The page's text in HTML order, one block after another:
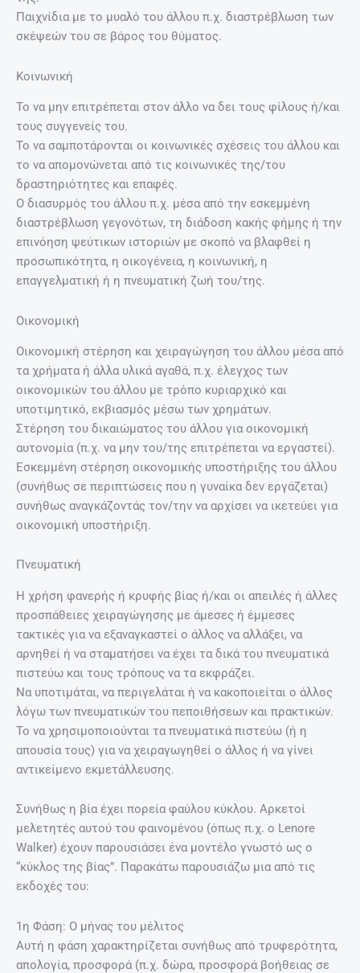
Παιχνίδια με το μυαλό του άλλου π.χ. διαστρέβλωση των
σκέψεών του σε βάρος του θύματος.
Κοινωνική
Το να μην επιτρέπεται στον άλλο να δει τους φίλους ή/και
τους συγγενείς του.
Το να σαμποτάρονται οι κοινωνικές σχέσεις του άλλου και
το να απομονώνεται από τις κοινωνικές της/του
δραστηριότητες και επαφές.
Ο διασυρμός του άλλου π.χ. μέσα από την εσκεμμένη
διαστρέβλωση γεγονότων, τη διάδοση κακής φήμης ή την
επινόηση ψεύτικων ιστοριών με σκοπό να βλαφθεί η
προσωπικότητα, η οικογένεια, η κοινωνική, η
επαγγελματική ή η πνευματική ζωή του/της.
Οικονομική
Οικονομική στέρηση και χειραγώγηση του άλλου μέσα από
τα χρήματα ή άλλα υλικά αγαθά, π.χ. έλεγχος των
οικονομικών του άλλου με τρόπο κυριαρχικό και
υποτιμητικό, εκβιασμός μέσω των χρημάτων.
Στέρηση του δικαιώματος του άλλου για οικονομική
αυτονομία (π.χ. να μην του/της επιτρέπεται να εργαστεί).
Εσκεμμένη στέρηση οικονομικής υποστήριξης του άλλου
(συνήθως σε περιπτώσεις που η γυναίκα δεν εργάζεται)
συνήθως αναγκάζοντάς τον/την να αρχίσει να ικετεύει για
οικονομική υποστήριξη.
Πνευματική
Η χρήση φανερής ή κρυφής βίας ή/και οι απειλές ή άλλες
προσπάθειες χειραγώγησης με άμεσες ή έμμεσες
τακτικές για να εξαναγκαστεί ο άλλος να αλλάξει, να
αρνηθεί ή να σταματήσει να έχει τα δικά του πνευματικά
πιστεύω και τους τρόπους να τα εκφράζει.
Να υποτιμάται, να περιγελάται ή να κακοποιείται ο άλλος
λόγω των πνευματικών του πεποιθήσεων και πρακτικών.
Το να χρησιμοποιούνται τα πνευματικά πιστεύω (ή η
απουσία τους) για να χειραγωγηθεί ο άλλος ή να γίνει
αντικείμενο εκμετάλλευσης.
Συνήθως η βία έχει πορεία φαύλου κύκλου. Αρκετοί
μελετητές αυτού του φαινομένου (όπως π.χ. ο Lenore
Walker) έχουν παρουσιάσει ένα μοντέλο γνωστό ως ο
“κύκλος της βίας”. Παρακάτω παρουσιάζω μια από τις
εκδοχές του:
1η Φάση: Ο μήνας του μέλιτος
Αυτή η φάση χαρακτηρίζεται συνήθως από τρυφερότητα,
απολογία, προσφορά (π.χ. δώρα, προσφορά βοήθειας σε